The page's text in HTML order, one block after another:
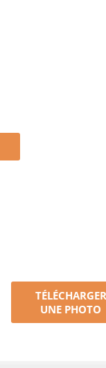
TÉLÉCHARGER
UNE PHOTO